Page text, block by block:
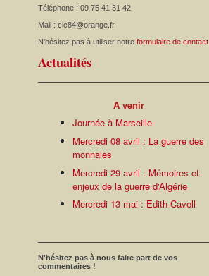
Téléphone : 09 75 41 31 42
Mail : cic84@orange.fr
N'hésitez pas à utiliser notre formulaire de contact
Actualités
A venir
Journée à Marseille
Mercredi 08 avril : La guerre des
monnaies
Mercredi 29 avril : Mémoires et
enjeux de la guerre d'Algérie
Mercredi 13 mai : Edith Cavell
N'hésitez pas à nous faire part de vos
commentaires !